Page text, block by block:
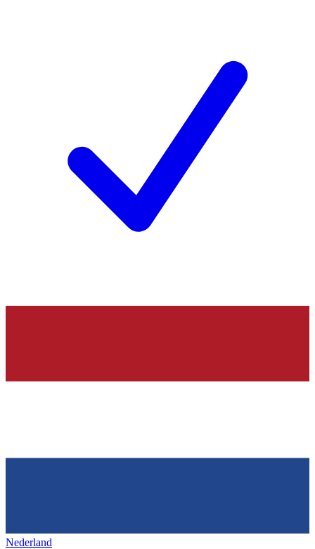
Nederland